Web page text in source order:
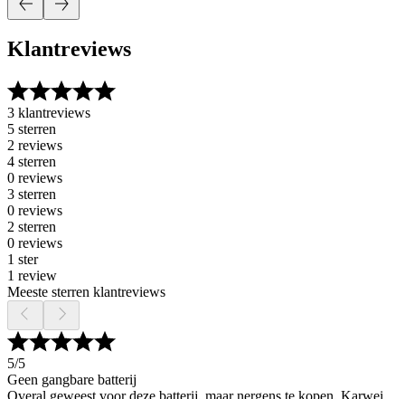
Klantreviews
3 klantreviews
5 sterren
2 reviews
4 sterren
0 reviews
3 sterren
0 reviews
2 sterren
0 reviews
1 ster
1 review
Meeste sterren klantreviews
5/5
Geen gangbare batterij